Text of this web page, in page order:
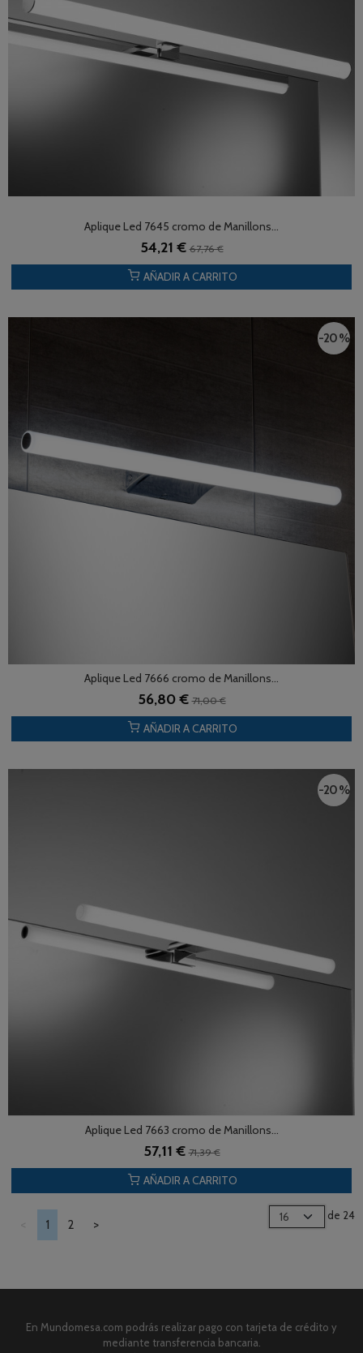
Aplique Led 7645 cromo de Manillons...
54,21 €67,76 €
AÑADIR A CARRITO
-20 %
Aplique Led 7666 cromo de Manillons...
56,80 €71,00 €
AÑADIR A CARRITO
-20 %
Aplique Led 7663 cromo de Manillons...
57,11 €71,39 €
AÑADIR A CARRITO
1 2 >
de 24
En Mundomesa.com podrás realizar pago con tarjeta de crédito y
mediante transferencia bancaria.